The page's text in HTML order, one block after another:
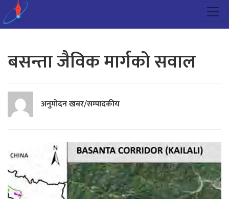
बसन्ता जैविक मार्गको सवाल
अनुमोदन खबर/सम्पादकीय